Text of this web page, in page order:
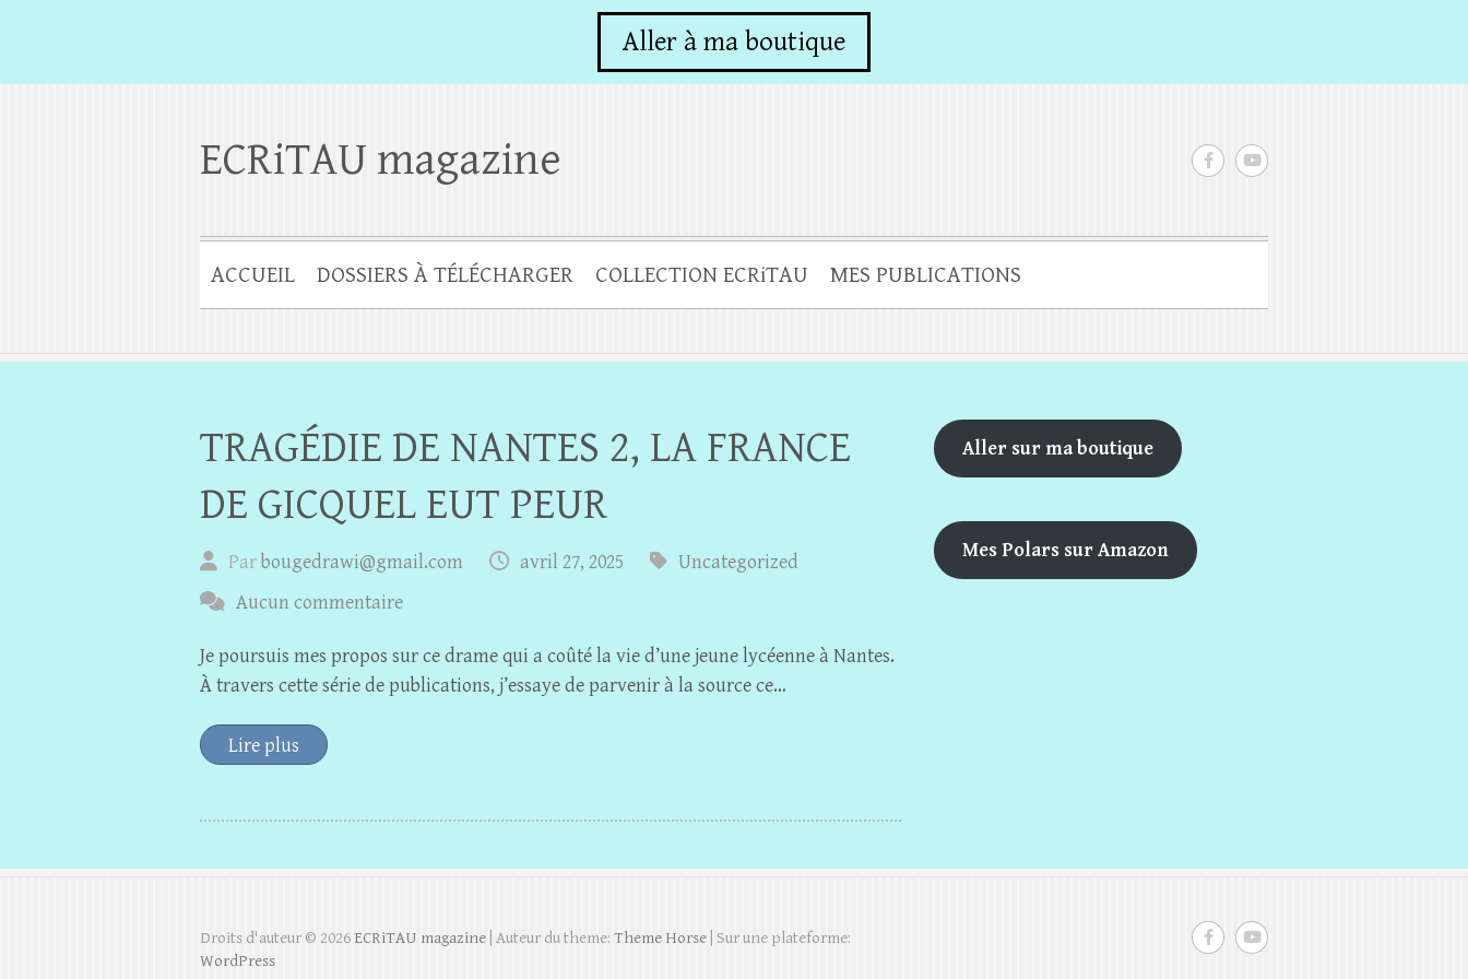
Aller à ma boutique
ECRiTAU magazine
ACCUEIL DOSSIERS À TÉLÉCHARGER COLLECTION ECRiTAU MES PUBLICATIONS
TRAGÉDIE DE NANTES 2, LA FRANCE
DE GICQUEL EUT PEUR
Parbougedrawi@gmail.com avril 27, 2025
Uncategorized
Aucun commentaire
Je poursuis mes propos sur ce drame qui a coûté la vie d’une jeune lycéenne à Nantes.
À travers cette série de publications, j’essaye de parvenir à la source ce…
Lire plus
Aller sur ma boutique
Mes Polars sur Amazon
Droits d'auteur © 2026 ECRiTAU magazine | Auteur du theme: Theme Horse | Sur une plateforme:
WordPress